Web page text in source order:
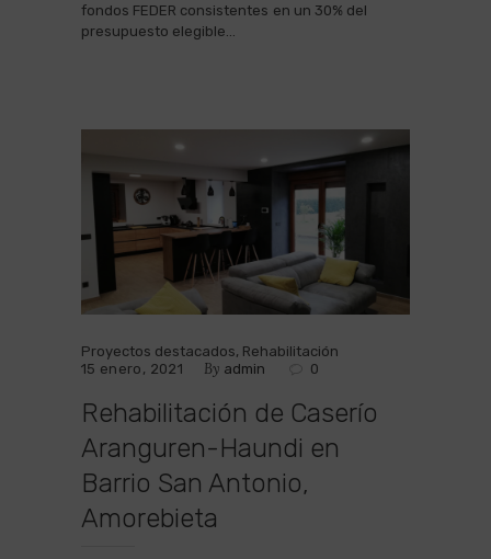
fondos FEDER consistentes en un 30% del
presupuesto elegible…
Proyectos destacados, Rehabilitación
15 enero, 2021
By admin 0
Rehabilitación de Caserío
Aranguren-Haundi en
Barrio San Antonio,
Amorebieta